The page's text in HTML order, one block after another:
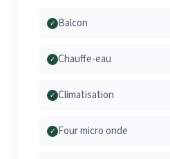
✓ Balcon
✓ Chauffe-eau
✓ Climatisation
✓ Four micro onde